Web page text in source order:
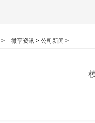
> 微享资讯 > 公司新闻 >